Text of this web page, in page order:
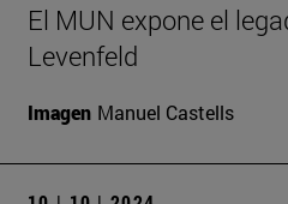
El MUN expone el
Levenfeld
Imagen Manuel Castells